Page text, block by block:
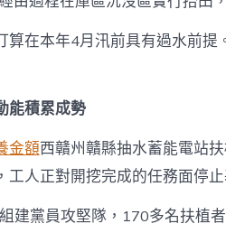
算在本年4月汛前具有過水前提
能積累成勢
金額西贛州贛縣抽水蓄能電站
工人正對開挖完成的任務面停
建黨員攻堅隊，170多名扶植